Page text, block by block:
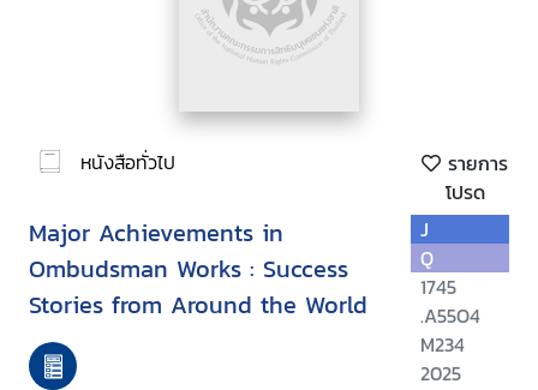
หนังสือทั่วไป
รายการ
โปรด
Major Achievements in
Ombudsman Works : Success
Stories from Around the World
J
Q
1745
.A55O4
M234
2025